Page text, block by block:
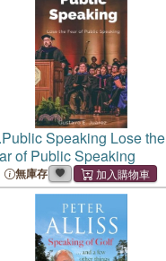
Public Speaking Lose the
of Public Speaking
無庫存